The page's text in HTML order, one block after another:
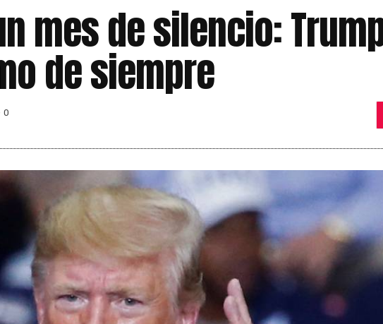
mes de silencio:
de siempre
0